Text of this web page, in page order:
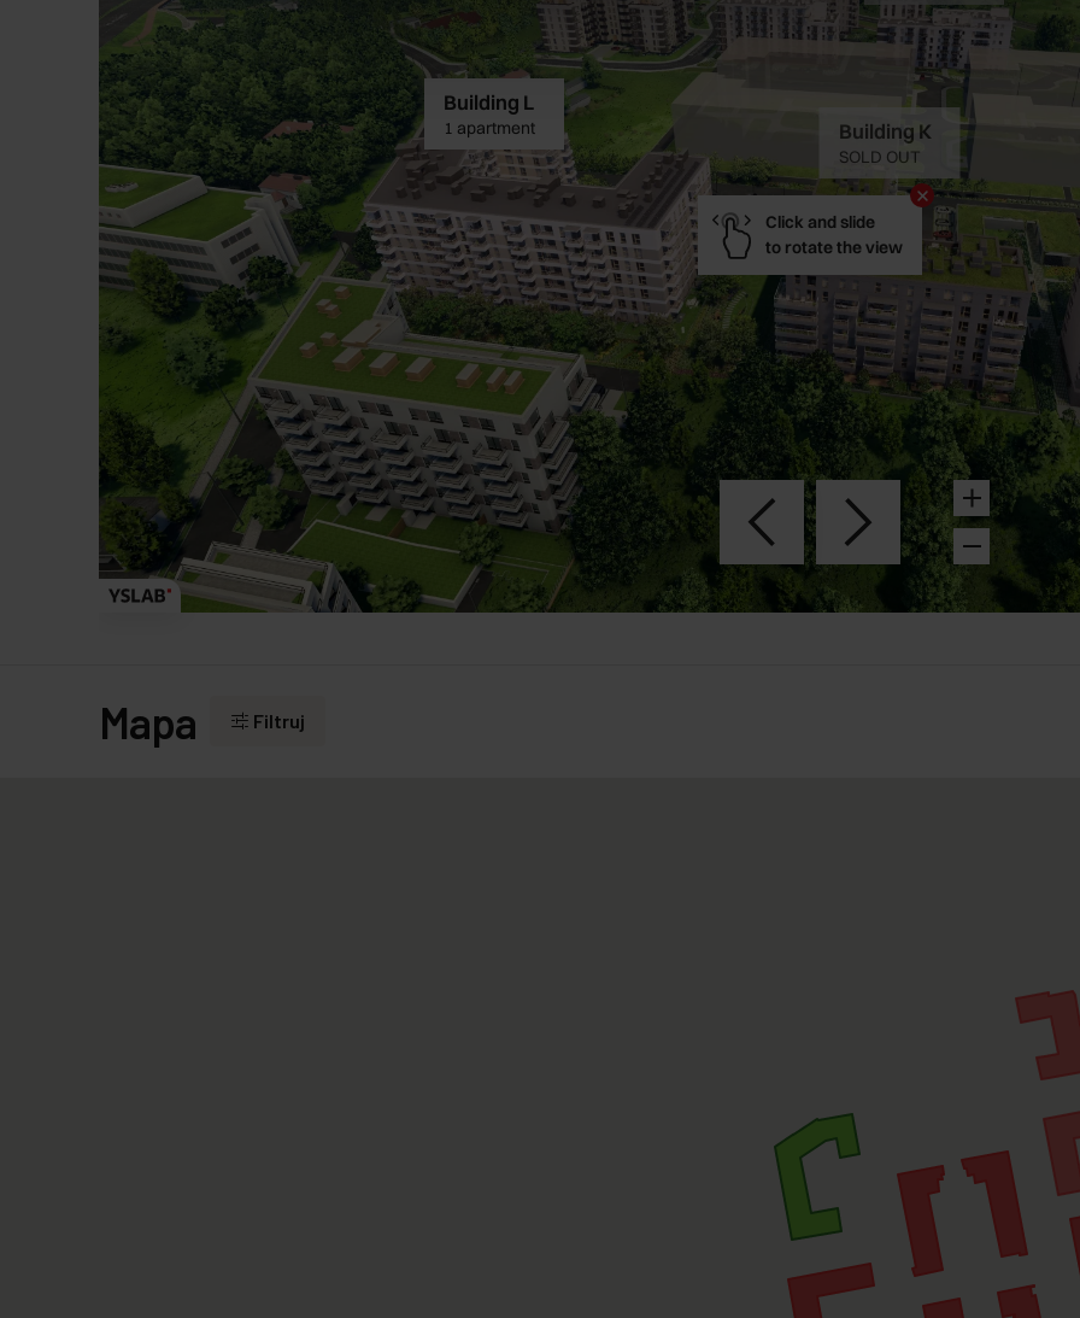
Mapa Filtruj